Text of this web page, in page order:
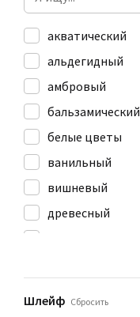
акватический
альдегидный
амбровый
бальзамический
белые цветы
ванильный
вишневый
древесный
Шлейф Сбросить